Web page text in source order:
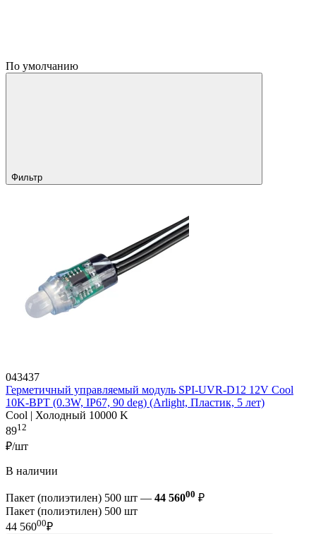
По умолчанию
Фильтр
043437
Герметичный управляемый модуль SPI-UVR-D12 12V Cool
10K-BPT (0.3W, IP67, 90 deg) (Arlight, Пластик, 5 лет)
Cool | Холодный 10000 K
8912
₽/шт
В наличии
Пакет (полиэтилен) 500 шт — 44 56000 ₽
Пакет (полиэтилен) 500 шт
44 56000₽